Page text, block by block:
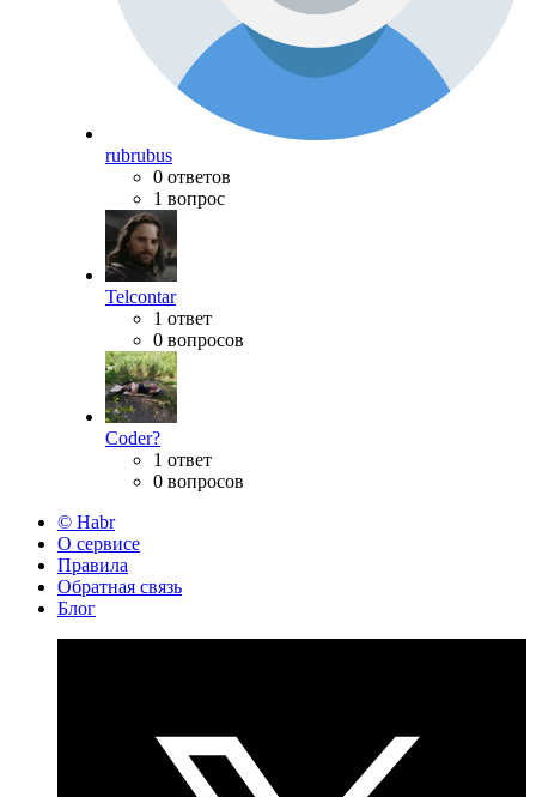
rubrubus
0 ответов
1 вопрос
Telcontar
1 ответ
0 вопросов
Coder?
1 ответ
0 вопросов
© Habr
О сервисе
Правила
Обратная связь
Блог